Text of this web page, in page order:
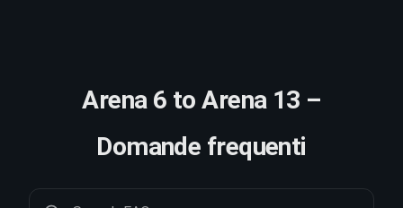
Arena 6 to Arena 13 –
Domande frequenti